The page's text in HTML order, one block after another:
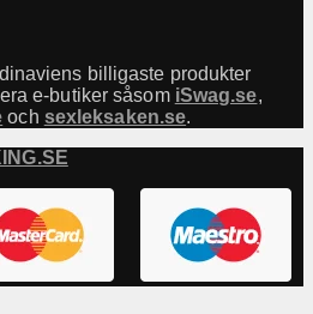
billigaste produkter
e-butiker såsom iSwag.se,
och sexleksaken.se.